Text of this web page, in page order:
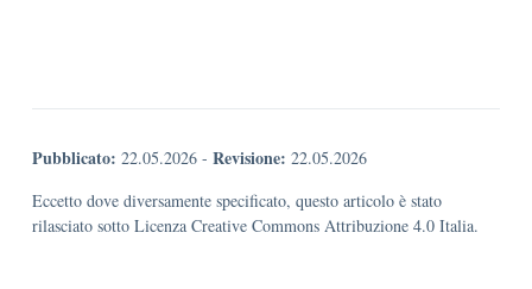
Pubblicato: 22.05.2026 - Revisione: 22.05.2026
Eccetto dove diversamente specificato, questo articolo è stato
rilasciato sotto Licenza Creative Commons Attribuzione 4.0 Italia.